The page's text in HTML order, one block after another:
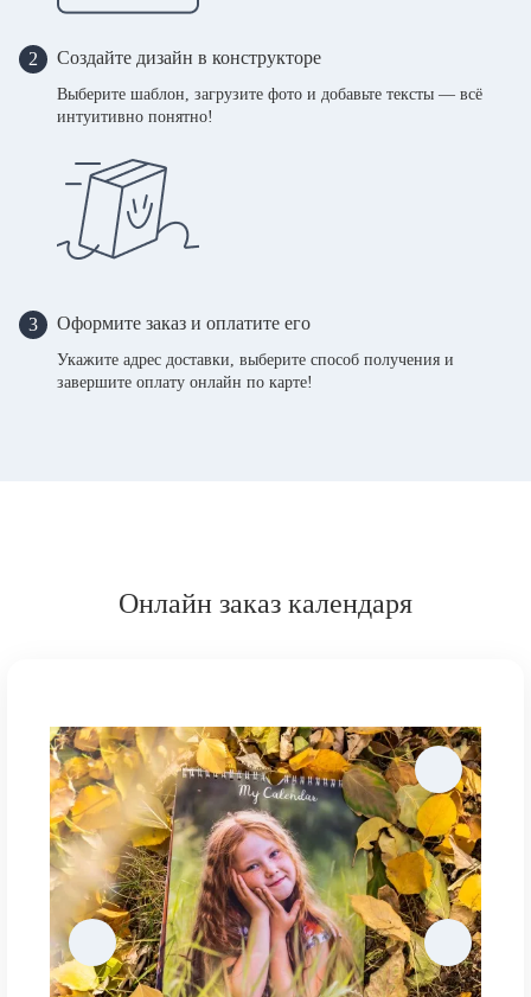
2 Создайте дизайн в конструкторе
Выберите шаблон, загрузите фото и добавьте тексты — всё
интуитивно понятно!
3 Оформите заказ и оплатите его
Укажите адрес доставки, выберите способ получения и
завершите оплату онлайн по карте!
Онлайн заказ календаря